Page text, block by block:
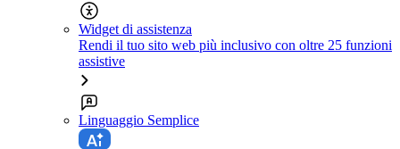
Widget di assistenza
Rendi il tuo sito web più inclusivo con oltre 25 funzioni
assistive
Linguaggio Semplice